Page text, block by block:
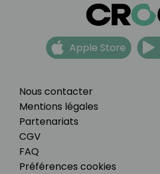
Nous contacter
Mentions légales
Partenariats
CGV
FAQ
Préférences cookies
Apple Store